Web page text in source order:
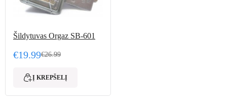
Šildytuvas Orgaz SB-601
€26.99
Original price was: €26.99.
€19.99
Current price is: €19.99.
Į KREPŠELĮ